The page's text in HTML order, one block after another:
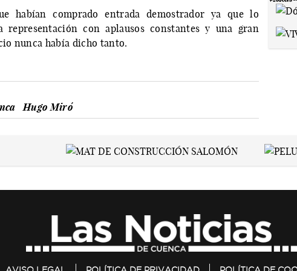
habían comprado entrada demostrador ya que lo
representación con aplausos constantes y una gran
nunca había dicho tanto.
Hugo Miró